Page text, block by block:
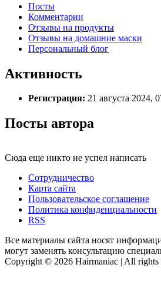
Посты
Комментарии
Отзывы на продукты
Отзывы на домашние маски
Персональный блог
Активность
Регистрация: 21 августа 2024,
Посты автора
Сюда еще никто не успел написать
Сотрудничество
Карта сайта
Пользовательское соглашение
Политика конфиденциальности
RSS
Все материалы сайта носят
могут заменять консультацию
Copyright © 2026 Hairmaniac | All rights